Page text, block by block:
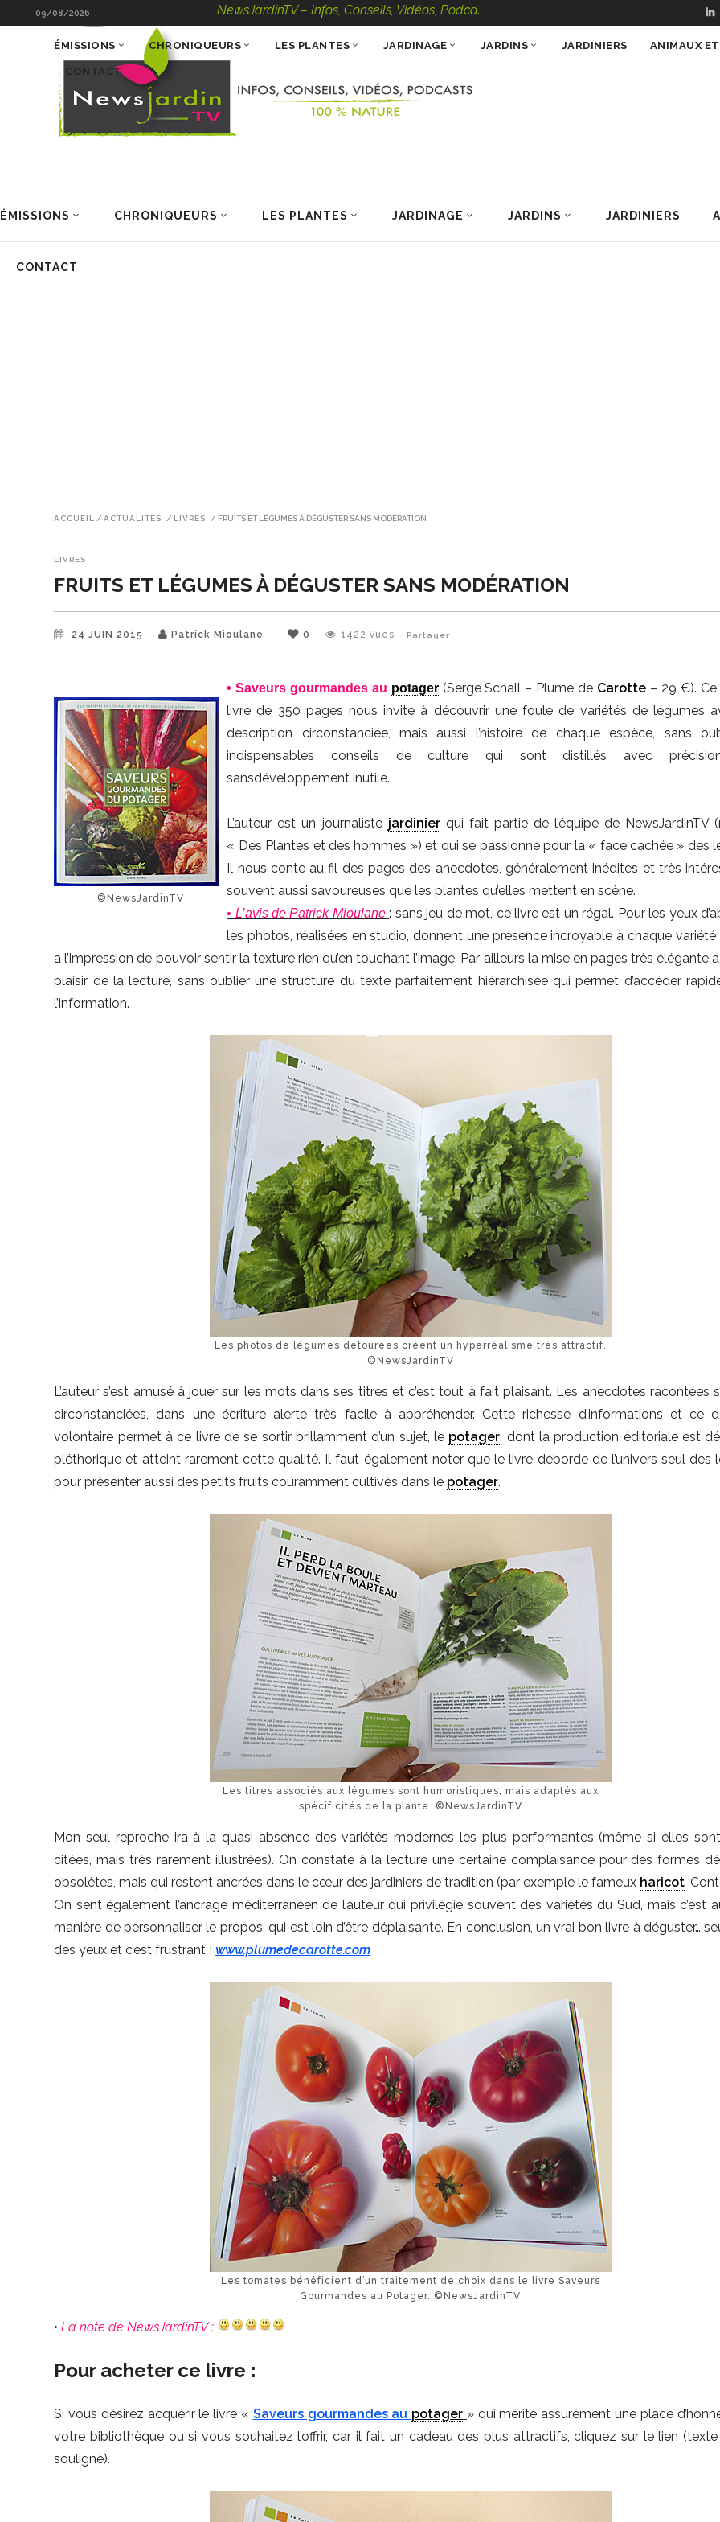
09/08/2026 NewsJardinTV – Infos, Conseils, Vidéos, Podcasts – 100 % Nature
ÉMISSIONS CHRONIQUEURS LES PLANTES JARDINAGE JARDINS JARDINIERS
CONTACT
ÉMISSIONS CHRONIQUEURS LES PLANTES JARDINAGE JARDINS JARDINIERS ANIMAUX
CONTACT
ACCUEIL / ACTUALITÉS / LIVRES / FRUITS ET LÉGUMES À DÉGUSTER SANS MODÉRATION
LIVRES
FRUITS ET LÉGUMES À DÉGUSTER SANS MODÉRATION
24 JUIN 2015 Patrick Mioulane 0 1422 Vues Partager
©NewsJardinTV
• Saveurs gourmandes au potager(Serge Schall – Plume de Carotte – 29 €).
livre de 350 pages nous invite à découvrir une foule de variétés de légumes
description circonstanciée, mais aussi l’histoire de chaque espèce, sans
indispensables conseils de culture qui sont distillés avec
sansdéveloppement inutile.
L’auteur est un journaliste jardinierqui fait partie de l’équipe de NewsJardinTV
« Des Plantes et des hommes ») et qui se passionne pour la « face cachée » des
Il nous conte au fil des pages des anecdotes, généralement inédites et très
souvent aussi savoureuses que les plantes qu’elles mettent en scène.
• L’avis de Patrick Mioulane: sans jeu de mot, ce livre est un régal. Pour les yeux
les photos, réalisées en studio, donnent une présence incroyable à chaque
a l’impression de pouvoir sentir la texture rien qu’en touchant l’image. Par ailleurs la mise en pages très élégante
plaisir de la lecture, sans oublier une structure du texte parfaitement hiérarchisée qui permet d’accéder
l’information.
Les photos de légumes détourées créent un hyperréalisme très attractif.
©NewsJardinTV
L’auteur s’est amusé à jouer sur les mots dans ses titres et c’est tout à fait plaisant. Les anecdotes racontées
circonstanciées, dans une écriture alerte très facile à appréhender. Cette richesse d’informations et ce
volontaire permet à ce livre de se sortir brillamment d’un sujet, le potager, dont la production éditoriale est
pléthorique et atteint rarement cette qualité. Il faut également noter que le livre déborde de l’univers seul des
pour présenter aussi des petits fruits couramment cultivés dans le potager.
Les titres associés aux légumes sont humoristiques, mais adaptés aux
spécificités de la plante. ©NewsJardinTV
Mon seul reproche ira à la quasi-absence des variétés modernes les plus performantes (même si elles
citées, mais très rarement illustrées). On constate à la lecture une certaine complaisance pour des formes
obsolètes, mais qui restent ancrées dans le cœur des jardiniers de tradition (par exemple le fameux haricot
On sent également l’ancrage méditerranéen de l’auteur qui privilégie souvent des variétés du Sud, mais c’est
manière de personnaliser le propos, qui est loin d’être déplaisante. En conclusion, un vrai bon livre à déguster…
des yeux et c’est frustrant ! www.plumedecarotte.com
Les tomates bénéficient d’un traitement de choix dans le livre Saveurs
Gourmandes au Potager. ©NewsJardinTV
•La note de NewsJardinTV :
Pour acheter ce livre :
Si vous désirez acquérir le livre « Saveurs gourmandes au potager » qui mérite assurément une place
votre bibliothèque ou si vous souhaitez l’offrir, car il fait un cadeau des plus attractifs, cliquez sur le lien
souligné).